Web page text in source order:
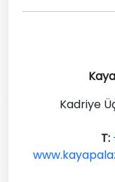
Kadriye
T: